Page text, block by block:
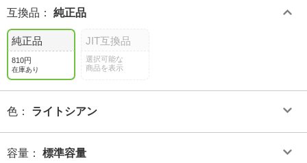
互換品 ： 純正品
純正品
810円
在庫あり
JIT互換品
選択可能な
商品を表示
色 ： ライトシアン
容量 ： 標準容量